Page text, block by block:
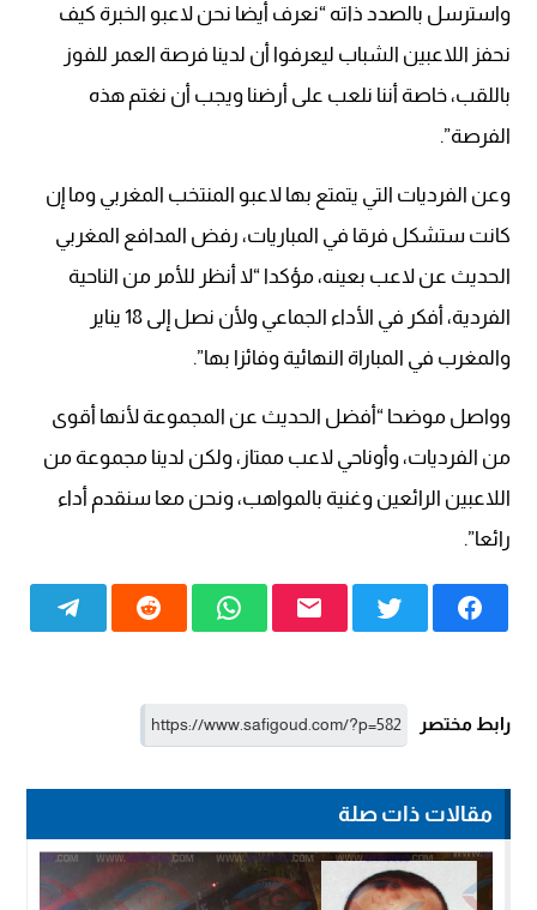
واسترسل بالصدد ذاته “نعرف أيضا نحن لاعبو الخبرة كيف
نحفز اللاعبين الشباب ليعرفوا أن لدينا فرصة العمر للفوز
باللقب، خاصة أننا نلعب على أرضنا ويجب أن نغتم هذه
الفرصة”.
وعن الفرديات التي يتمتع بها لاعبو المنتخب المغربي وما إن
كانت ستشكل فرقا في المباريات، رفض المدافع المغربي
الحديث عن لاعب بعينه، مؤكدا “لا أنظر للأمر من الناحية
الفردية، أفكر في الأداء الجماعي ولأن نصل إلى 18 يناير
والمغرب في المباراة النهائية وفائزا بها”.
وواصل موضحا “أفضل الحديث عن المجموعة لأنها أقوى
من الفرديات، وأوناحي لاعب ممتاز، ولكن لدينا مجموعة من
اللاعبين الرائعين وغنية بالمواهب، ونحن معا سنقدم أداء
رائعا”.
رابط مختصر
مقالات ذات صلة